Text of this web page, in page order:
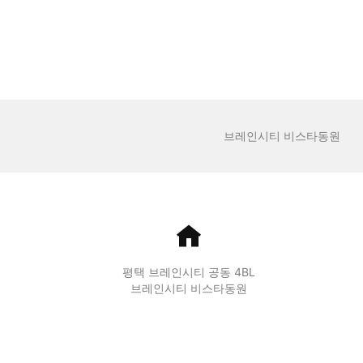
브레인시티 비스타동원
평택 브레인시티 공동 4BL
브레인시티 비스타동원